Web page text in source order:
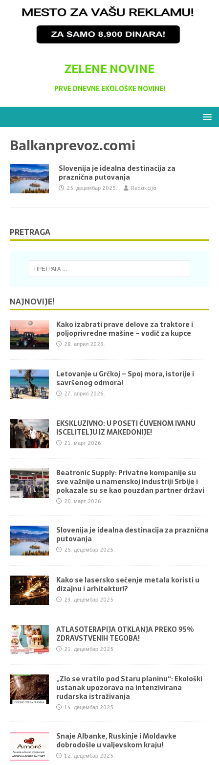
ZELENE NOVINE
PRVE DNEVNE EKOLOŠKE NOVINE!
Balkanprevoz.comi
Slovenija je idealna destinacija za
praznična putovanja
25. децембар 2025. Redakcija
PRETRAGA
NAJNOVIJE!
Kako izabrati prave delove za traktore i
poljoprivredne mašine – vodič za kupce
28. април 2026.
Letovanje u Grčkoj – Spoj mora, istorije i
savršenog odmora!
27. април 2026.
EKSKLUZIVNO: U POSETI ČUVENOM IVANU
ISCELITELJU IZ MAKEDONIJE!
21. март 2026.
Beatronic Supply: Privatne kompanije su
sve važnije u namenskoj industriji Srbije i
pokazale su se kao pouzdan partner državi
20. март 2026.
Slovenija je idealna destinacija za praznična
putovanja
25. децембар 2025.
Kako se lasersko sečenje metala koristi u
dizajnu i arhitekturi?
23. децембар 2025.
ATLASOTERAPIJA OTKLANJA PREKO 95%
ZDRAVSTVENIH TEGOBA!
21. децембар 2025.
„Zlo se vratilo pod Staru planinu“: Ekološki
ustanak upozorava na intenzivirana
rudarska istraživanja
14. децембар 2025.
Snaje Albanke, Ruskinje i Moldavke
dobrodošle u valjevskom kraju!
12. децембар 2025.